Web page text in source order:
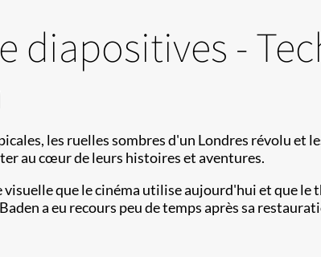
diapositives -
les ruelles sombres d'un Londres révolu
au cœur de leurs histoires et aventures.
que le cinéma utilise aujourd'hui et que
a eu recours peu de temps après sa